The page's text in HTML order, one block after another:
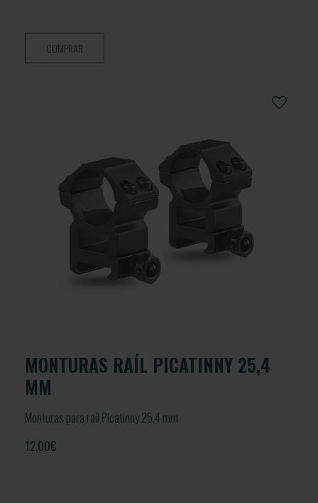
COMPRAR
MONTURAS RAÍL PICATINNY 25,4
MM
Monturas para raíl Picatinny 25,4 mm
12,00€